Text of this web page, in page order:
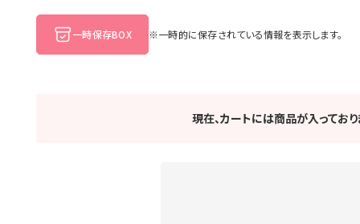
一時保存BOX ※一時的に保存されている情報を表示します。
現在、カートには商品が入ってお